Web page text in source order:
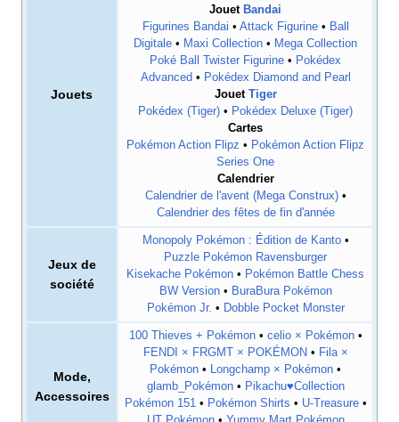
Jouets
Jouet Bandai
Figurines Bandai • Attack Figurine• Ball
Digitale • Maxi Collection • Mega Collection
Poké Ball Twister Figurine • Pokédex
Advanced • Pokédex Diamond and Pearl
Jouet Tiger
Pokédex (Tiger) • Pokédex Deluxe (Tiger)
Cartes
Pokémon Action Flipz • Pokémon Action Flipz
Series One
Calendrier
Calendrier de l'avent (Mega Construx)•
Calendrier des fêtes de fin d'année
Jeux de
société
Monopoly Pokémon : Édition de Kanto•
Puzzle Pokémon Ravensburger
Kisekache Pokémon • Pokémon Battle Chess
BW Version• BuraBura Pokémon
Pokémon Jr. • Dobble Pocket Monster
Mode,
Accessoires
100 Thieves + Pokémon• celio × Pokémon•
FENDI × FRGMT × POKÉMON • Fila ×
Pokémon • Longchamp × Pokémon •
glamb_Pokémon• Pikachu♥Collection
Pokémon 151• Pokémon Shirts • U-Treasure•